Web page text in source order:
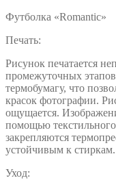
Футболка «Romantic»
Печать:
Рисунок печатается
промежуточных
термобумагу, что
красок фотографии.
ощущается.
помощью
закрепляются
устойчивым к стиркам.
Уход: